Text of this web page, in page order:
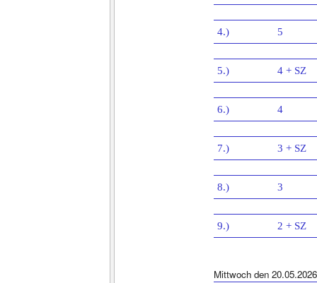
4.) 5
5.) 4 + SZ
6.) 4
7.) 3 + SZ
8.) 3
9.) 2 + SZ
Mittwoch den 20.05.2026